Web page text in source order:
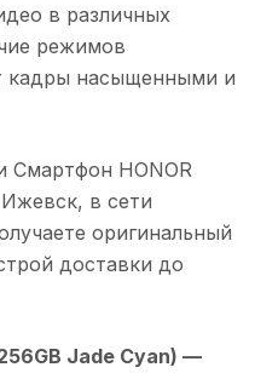
в различных
режимов
кадры насыщенными и
Смартфон HONOR
Ижевск, в сети
оригинальный
доставки до
Jade Cyan) —